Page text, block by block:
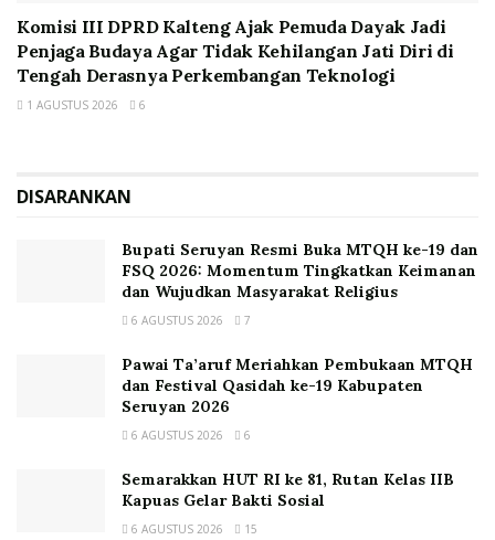
Komisi III DPRD Kalteng Ajak Pemuda Dayak Jadi
Penjaga Budaya Agar Tidak Kehilangan Jati Diri di
Tengah Derasnya Perkembangan Teknologi
1 AGUSTUS 2026 6
DISARANKAN
Bupati Seruyan Resmi Buka MTQH ke-19 dan
FSQ 2026: Momentum Tingkatkan Keimanan
dan Wujudkan Masyarakat Religius
6 AGUSTUS 2026 7
Pawai Ta’aruf Meriahkan Pembukaan MTQH
dan Festival Qasidah ke-19 Kabupaten
Seruyan 2026
6 AGUSTUS 2026 6
Semarakkan HUT RI ke 81, Rutan Kelas IIB
Kapuas Gelar Bakti Sosial
6 AGUSTUS 2026 15